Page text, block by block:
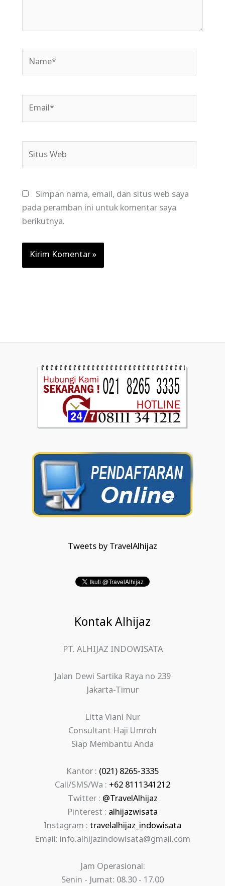
Simpan nama, email, dan situs web saya
pada peramban ini untuk komentar saya
berikutnya.
Tweets by TravelAlhijaz
Kontak Alhijaz
PT. ALHIJAZ INDOWISATA
Jalan Dewi Sartika Raya no 239
Jakarta-Timur
Litta Viani Nur
Consultant Haji Umroh
Siap Membantu Anda
Kantor : (021) 8265-3335
Call/SMS/Wa : +62 8111341212
Twitter : @TravelAlhijaz
Pinterest : alhijazwisata
Instagram : travelalhijaz_indowisata
Email: info.alhijazindowisata@gmail.com
Jam Operasional:
Senin - Jumat: 08.30 - 17.00